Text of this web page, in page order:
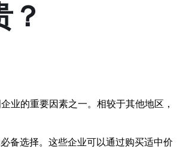
？
业的重要因素之一。相较于其他地区，
备选择。这些企业可以通过购买适中价